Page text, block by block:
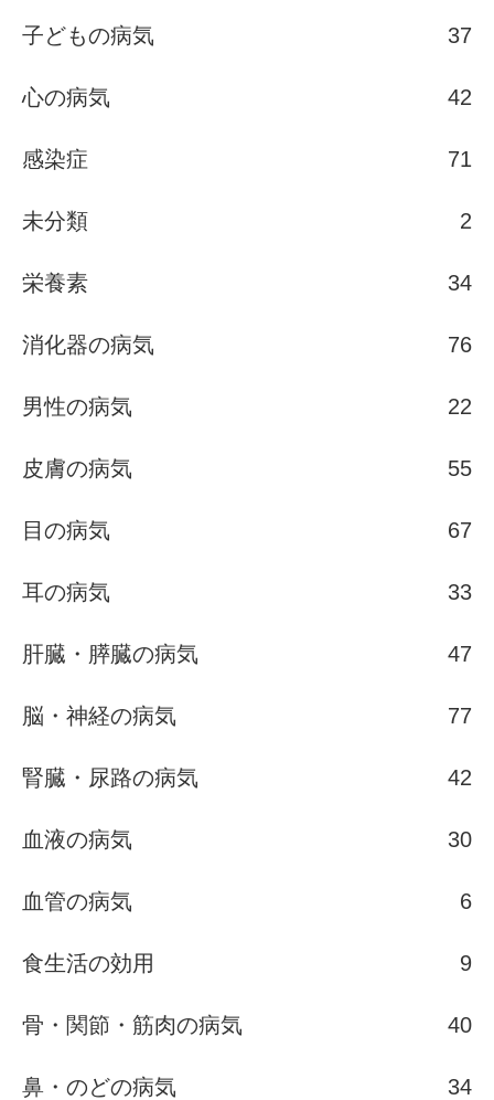
子どもの病気 37
心の病気 42
感染症 71
未分類 2
栄養素 34
消化器の病気 76
男性の病気 22
皮膚の病気 55
目の病気 67
耳の病気 33
肝臓・膵臓の病気 47
脳・神経の病気 77
腎臓・尿路の病気 42
血液の病気 30
血管の病気 6
食生活の効用 9
骨・関節・筋肉の病気 40
鼻・のどの病気 34